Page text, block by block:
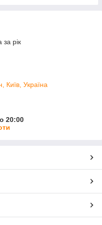
за рік
Київ, Україна
20:00